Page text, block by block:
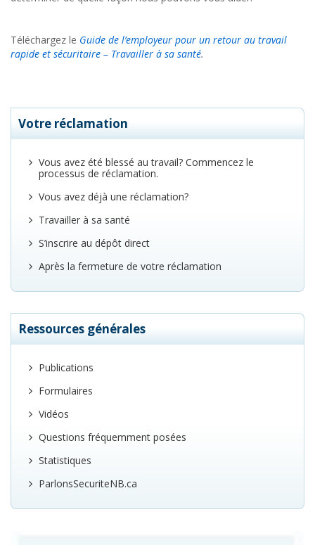
Téléchargez le Guide de l’employeur pour un retour au travail
rapide et sécuritaire – Travailler à sa santé.
Votre réclamation
Vous avez été blessé au travail? Commencez le
processus de réclamation.
Vous avez déjà une réclamation?
Travailler à sa santé
S’inscrire au dépôt direct
Après la fermeture de votre réclamation
Ressources générales
Publications
Formulaires
Vidéos
Questions fréquemment posées
Statistiques
ParlonsSecuriteNB.ca